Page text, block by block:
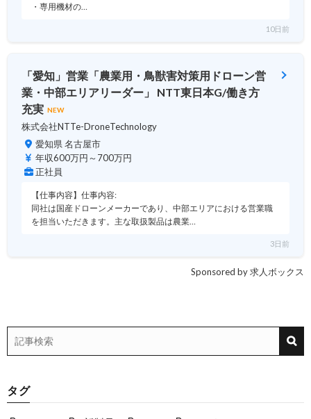
・専用機材の…
10日前
「愛知」営業「農業用・鳥獣害対策用ドローン営
業・中部エリアリーダー」 NTT東日本G/働き方
充実 NEW
株式会社NTTe-DroneTechnology
愛知県 名古屋市
年収600万円～700万円
正社員
【仕事内容】仕事内容:
同社は国産ドローンメーカーであり、中部エリアにおける営業職
を担当いただきます。主な取扱製品は農業…
3日前
Sponsored by 求人ボックス
タグ